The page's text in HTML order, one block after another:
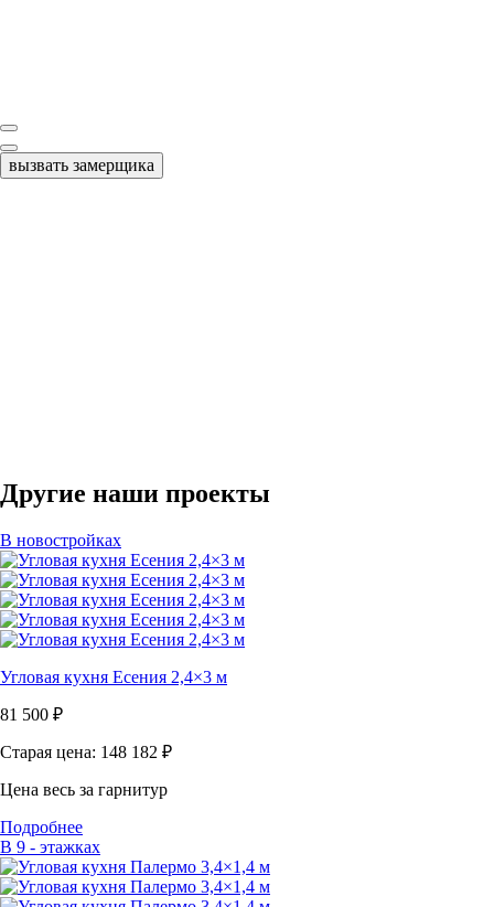
вызвать замерщика
Другие наши проекты
В новостройках
Угловая кухня Есения 2,4×3 м
81 500 ₽
Старая цена: 148 182 ₽
Цена весь за гарнитур
Подробнее
В 9 - этажках